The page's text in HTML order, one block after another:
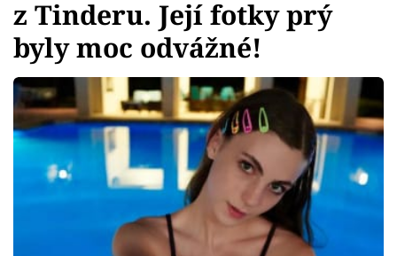
Showbyznys
Youtubeři
Virály
Sex a vztahy
z Tinderu. Její fotky prý
byly moc odvážné!